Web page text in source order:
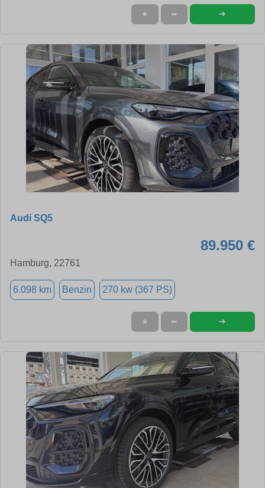
★ ➦ ➜
Audi SQ5
89.950 €
Hamburg, 22761
6.098 km Benzin 270 kw (367 PS)
★ ➦ ➜